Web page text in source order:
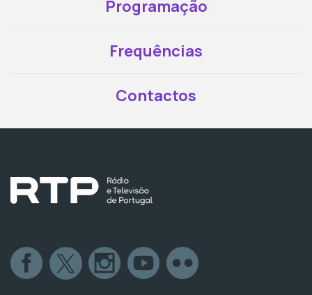
Programação
Frequências
Contactos